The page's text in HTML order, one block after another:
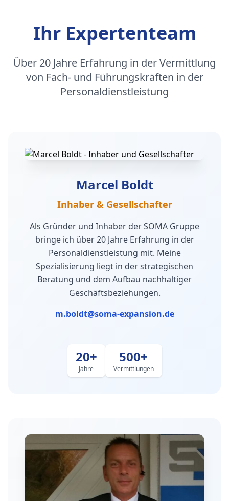
Ihr Expertenteam
Über 20 Jahre Erfahrung in der Vermittlung
von Fach- und Führungskräften in der
Personaldienstleistung
Marcel Boldt
Inhaber & Gesellschafter
Als Gründer und Inhaber der SOMA Gruppe
bringe ich über 20 Jahre Erfahrung in der
Personaldienstleistung mit. Meine
Spezialisierung liegt in der strategischen
Beratung und dem Aufbau nachhaltiger
Geschäftsbeziehungen.
m.boldt@soma-expansion.de
20+
Jahre
500+
Vermittlungen